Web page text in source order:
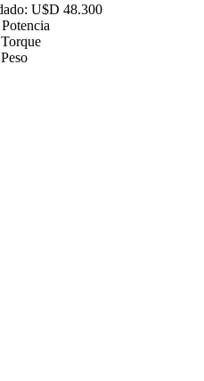
U$D 48.300
Potencia
Torque
Peso